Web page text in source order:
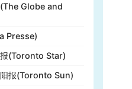
Globe and
Presse)
(Toronto Star)
报(Toronto Sun)